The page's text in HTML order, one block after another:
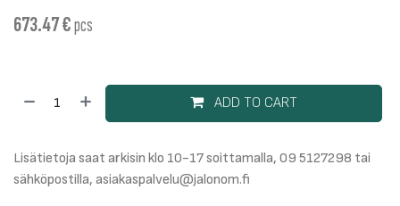
673.47€pcs
ADD TO CART
Lisätietoja saat arkisin klo 10-17 soittamalla, 09 5127298 tai
sähköpostilla, asiakaspalvelu@jalonom.fi